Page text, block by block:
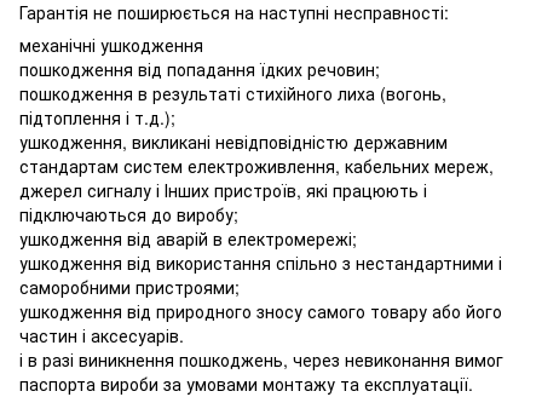
Гарантія не поширюється на наступні несправності:
механічні ушкодження
пошкодження від попадання їдких речовин;
пошкодження в результаті стихійного лиха (вогонь,
підтоплення і т.д.);
ушкодження, викликані невідповідністю державним
стандартам систем електроживлення, кабельних мереж,
джерел сигналу і Інших пристроїв, які працюють і
підключаються до виробу;
ушкодження від аварій в електромережі;
ушкодження від використання спільно з нестандартними і
саморобними пристроями;
ушкодження від природного зносу самого товару або його
частин і аксесуарів.
і в разі виникнення пошкоджень, через невиконання вимог
паспорта вироби за умовами монтажу та експлуатації.